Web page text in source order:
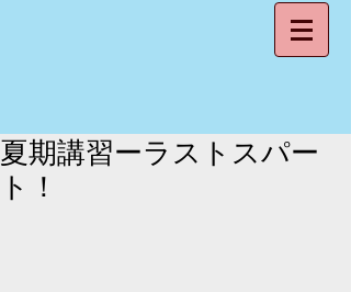
夏期講習ーラストスパー
ト！